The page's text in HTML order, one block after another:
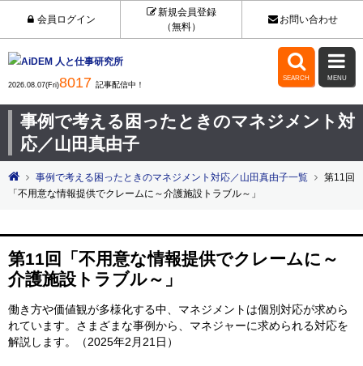
会員ログイン
新規会員登録
（無料）
お問い合わせ
2026.08.07(Fri)8017 記事配信中！

SEARCH

MENU
事例で考える困ったときのマネジメント対
応／山田真由子
事例で考える困ったときのマネジメント対応／山田真由子一覧
第11回
「不用意な情報提供でクレームに～介護施設トラブル～」
第11回「不用意な情報提供でクレームに～
介護施設トラブル～」
働き方や価値観が多様化する中、マネジメントは個別対応が求めら
れています。さまざまな事例から、マネジャーに求められる対応を
解説します。（2025年2月21日）